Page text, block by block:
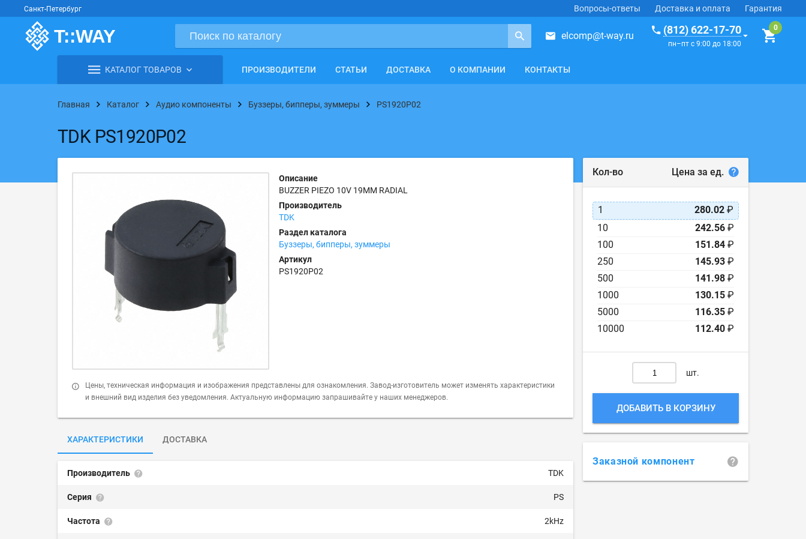
Санкт-Петербург Вопросы-ответы Доставка и оплата Гарантия
elcomp@t-way.ru (812) 622-17-70
пн–пт с 9:00 до 18:00
КАТАЛОГ ТОВАРОВ ПРОИЗВОДИТЕЛИ СТАТЬИ ДОСТАВКА О КОМПАНИИ КОНТАКТЫ
Главная Каталог Аудио компоненты Буззеры, бипперы, зуммеры PS1920P02
TDK PS1920P02
Описание
BUZZER PIEZO 10V 19MM RADIAL
Производитель
TDK
Раздел каталога
Буззеры, бипперы, зуммеры
Артикул
PS1920P02
Цены, техническая информация и изображения представлены для ознакомления. Завод-изготовитель может изменять характеристики
и внешний вид изделия без уведомления. Актуальную информацию запрашивайте у наших менеджеров.
ХАРАКТЕРИСТИКИ ДОСТАВКА
Производитель TDK
Серия PS
Частота 2kHz
Кол-во Цена за ед.
1 280.02 ₽
10
242.56 ₽
100
151.84 ₽
250
145.93 ₽
500
141.98 ₽
1000
130.15 ₽
5000
116.35 ₽
10000
112.40 ₽
шт.
ДОБАВИТЬ В КОРЗИНУ
Заказной компонент